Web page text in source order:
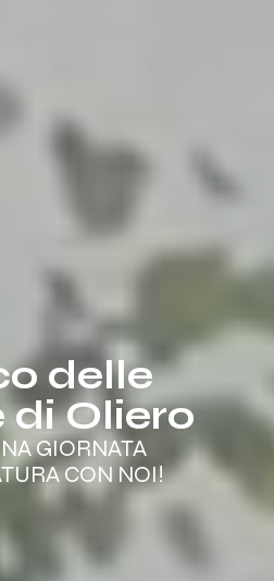
delle
di Oliero
GIORNATA
CON NOI!